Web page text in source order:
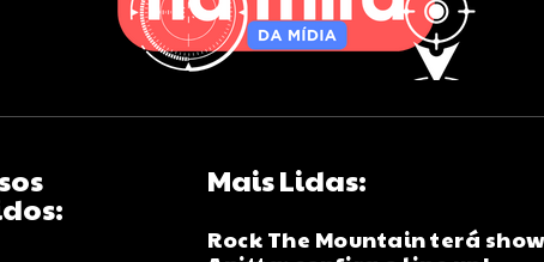
Mais Lidas:
Rock The Mountain terá